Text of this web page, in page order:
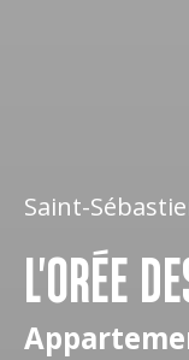
Saint-
L'ORÉE